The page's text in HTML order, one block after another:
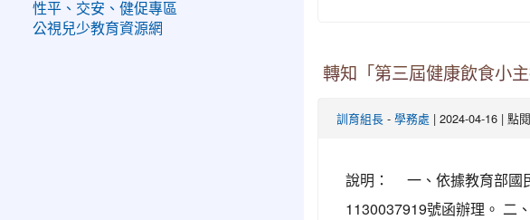
轉知「第三屆健康飲食小
訓育組長 - 學務處 | 2024-04-16 | 點
說明： 一、依據教育部國
1130037919號函辦理。 二
性平、交安、健促專區
公視兒少教育資源網